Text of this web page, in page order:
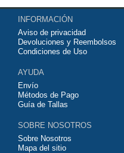
exelente calidad y buen precio.
Agradecemos sus comentarios y
INFORMACIÓN
Aviso de privacidad
Devoluciones y Reembolsos
Condiciones de Uso
AYUDA
Envío
Métodos de Pago
Guía de Tallas
SOBRE NOSOTROS
Sobre Nosotros
Mapa del sitio